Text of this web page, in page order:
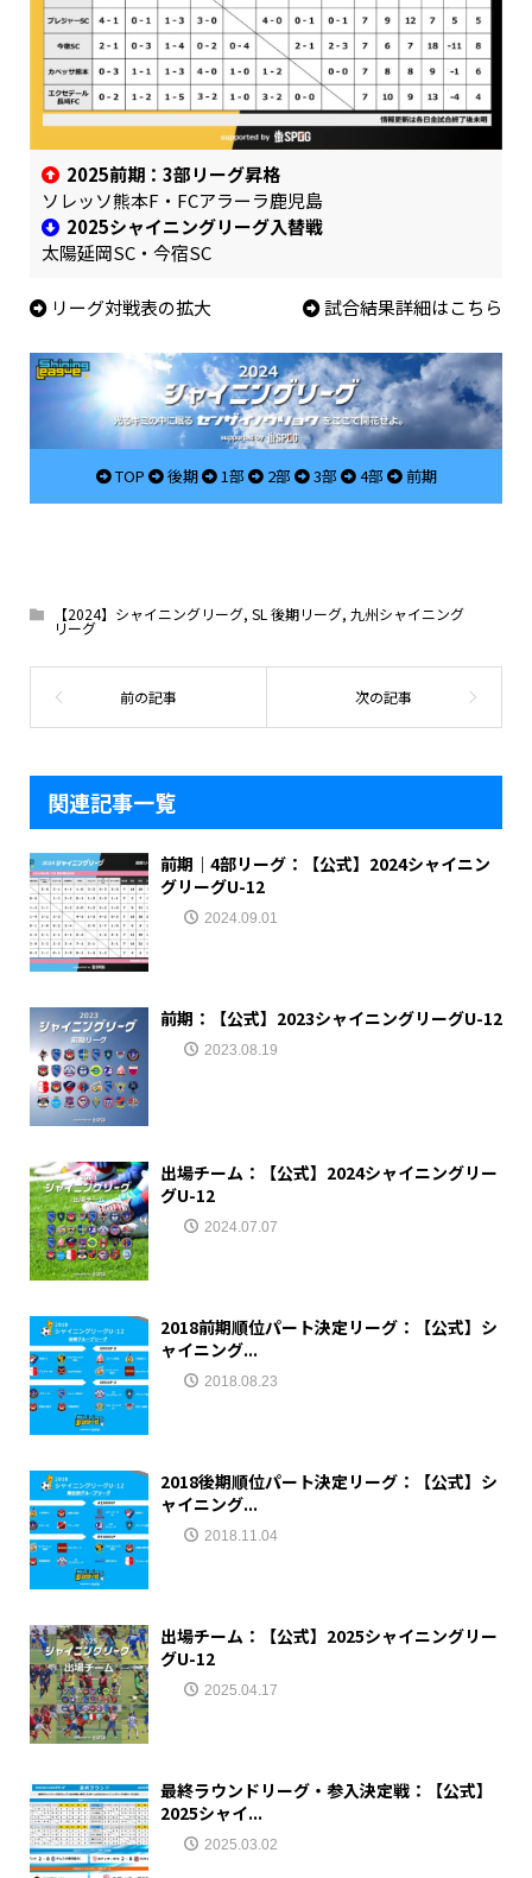
2025前期：3部リーグ昇格
ソレッソ熊本F・FCアラーラ鹿児島
2025シャイニングリーグ入替戦
太陽延岡SC・今宿SC
リーグ対戦表の拡大 試合結果詳細はこちら
TOP 後期 1部 2部 3部 4部 前期
【2024】シャイニングリーグ, SL 後期リーグ, 九州シャイニング
リーグ
関連記事一覧
前期｜4部リーグ：【公式】2024シャイニン
グリーグU-12
2024.09.01
前期：【公式】2023シャイニングリーグU-12
2023.08.19
出場チーム：【公式】2024シャイニングリー
グU-12
2024.07.07
2018前期順位パート決定リーグ：【公式】シ
ャイニング...
2018.08.23
2018後期順位パート決定リーグ：【公式】シ
ャイニング...
2018.11.04
出場チーム：【公式】2025シャイニングリー
グU-12
2025.04.17
最終ラウンドリーグ・参入決定戦：【公式】
2025シャイ...
2025.03.02